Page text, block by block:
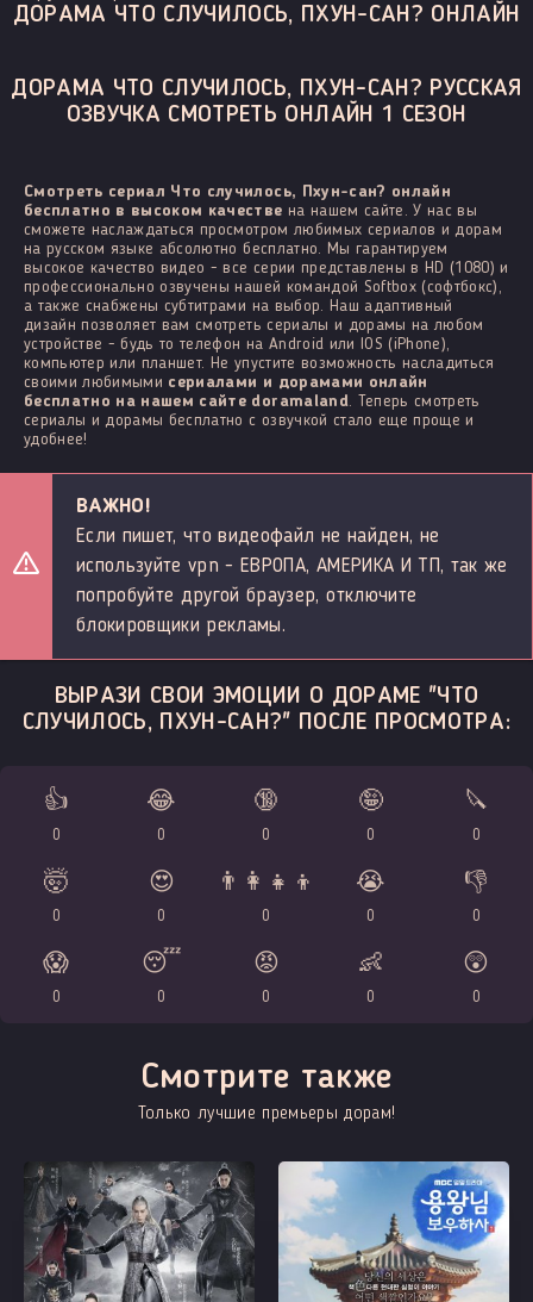
ДОРАМА ЧТО СЛУЧИЛОСЬ, ПХУН-САН? ОНЛАЙН
ДОРАМА ЧТО СЛУЧИЛОСЬ, ПХУН-САН? РУССКАЯ
ОЗВУЧКА СМОТРЕТЬ ОНЛАЙН 1 СЕЗОН
Смотреть сериал Что случилось, Пхун-сан? онлайн
бесплатно в высоком качестве на нашем сайте. У нас вы
сможете наслаждаться просмотром любимых сериалов и дорам
на русском языке абсолютно бесплатно. Мы гарантируем
высокое качество видео - все серии представлены в HD (1080) и
профессионально озвучены нашей командой Softbox (софтбокс),
а также снабжены субтитрами на выбор. Наш адаптивный
дизайн позволяет вам смотреть сериалы и дорамы на любом
устройстве - будь то телефон на Android или IOS (iPhone),
компьютер или планшет. Не упустите возможность насладиться
своими любимыми сериалами и дорамами онлайн
бесплатно на нашем сайте doramaland . Теперь смотреть
сериалы и дорамы бесплатно с озвучкой стало еще проще и
удобнее!
ВАЖНО!
Если пишет, что видеофайл не найден, не
используйте vpn - ЕВРОПА, АМЕРИКА И ТП, так же
попробуйте другой браузер, отключите
блокировщики рекламы.
ВЫРАЗИ СВОИ ЭМОЦИИ О ДОРАМЕ "ЧТО
СЛУЧИЛОСЬ, ПХУН-САН?" ПОСЛЕ ПРОСМОТРА:
👍
0
😂
0
🔞
0
🤪
0
🔪
0
🤯
0
😍
0
👨‍👩‍👧‍👦
0
😭
0
👎
0
😱
0
😴
0
😡
0
👶
0
😲
0
Смотрите также
Только лучшие премьеры дорам!